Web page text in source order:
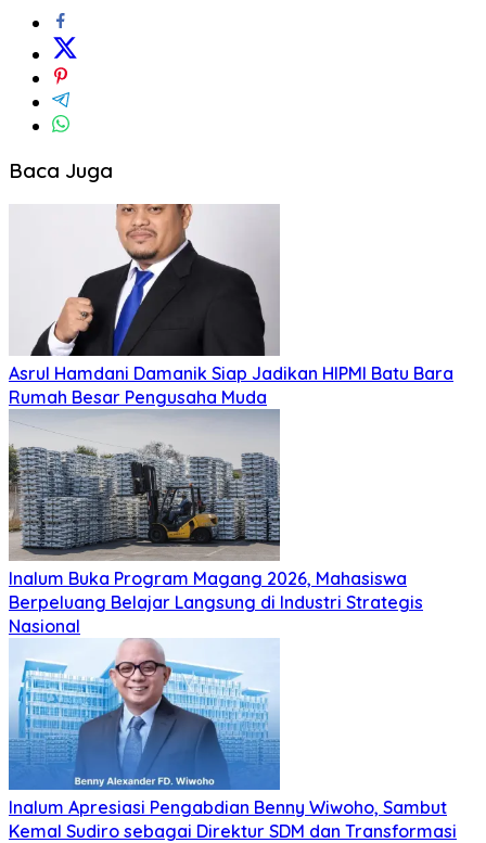
Baca Juga
Asrul Hamdani Damanik Siap Jadikan HIPMI Batu Bara
Rumah Besar Pengusaha Muda
Inalum Buka Program Magang 2026, Mahasiswa
Berpeluang Belajar Langsung di Industri Strategis
Nasional
Inalum Apresiasi Pengabdian Benny Wiwoho, Sambut
Kemal Sudiro sebagai Direktur SDM dan Transformasi